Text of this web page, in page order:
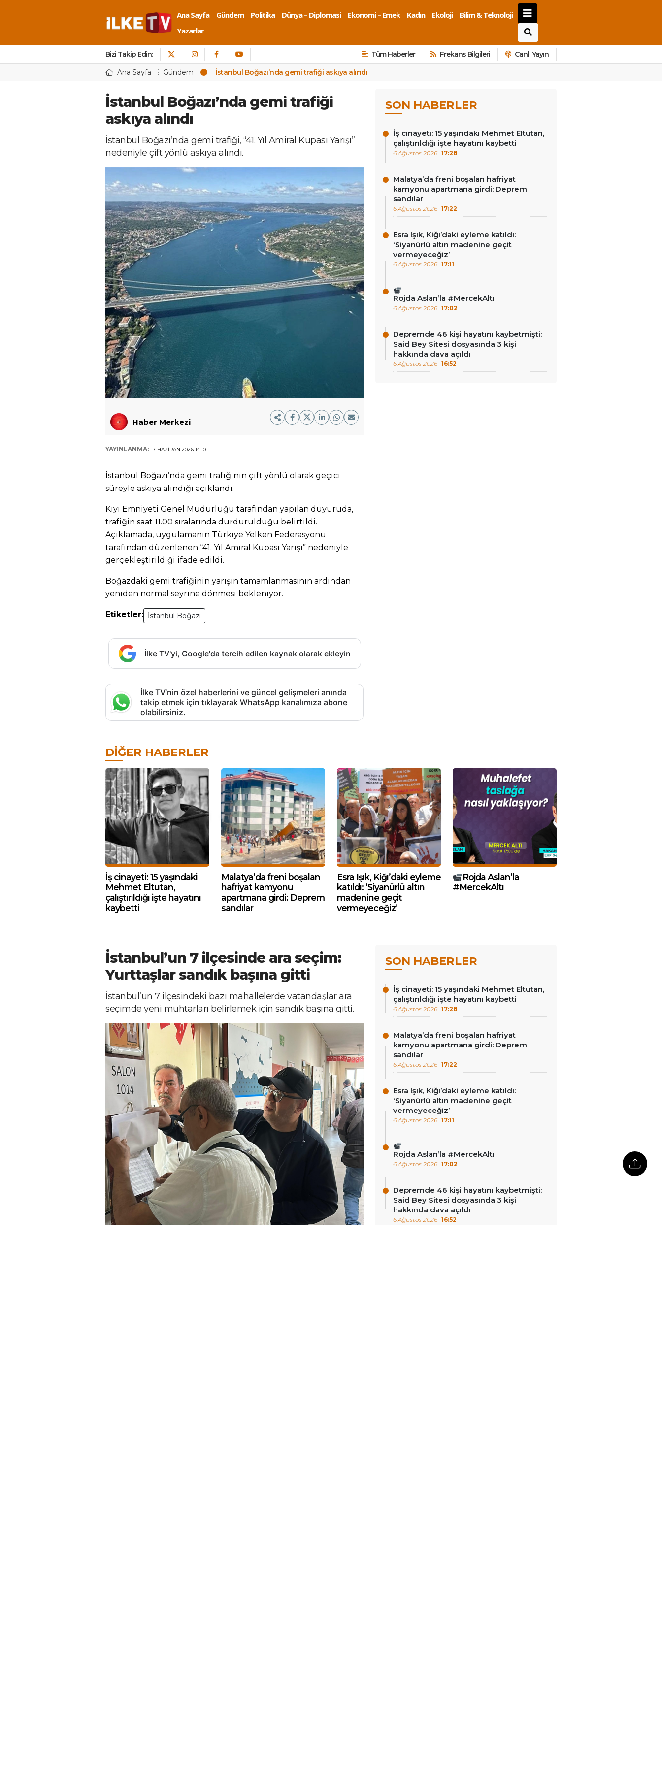
Ana Sayfa Gündem Politika Dünya – Diplomasi Ekonomi – Emek Kadın Ekoloji
Bilim & Teknoloji
Yazarlar
Bizi Takip Edin: Tüm Haberler Frekans Bilgileri Canlı Yayın
Ana Sayfa Gündem İstanbul Boğazı’nda gemi trafiği askıya alındı
İstanbul Boğazı’nda gemi trafiği
askıya alındı
İstanbul Boğazı’nda gemi trafiği, “41. Yıl Amiral Kupası Yarışı”
nedeniyle çift yönlü askıya alındı.
Haber Merkezi
YAYINLANMA: 7 HAZIRAN 2026 14:10
İstanbul Boğazı’nda gemi trafiğinin çift yönlü olarak geçici
süreyle askıya alındığı açıklandı.
Kıyı Emniyeti Genel Müdürlüğü tarafından yapılan duyuruda,
trafiğin saat 11.00 sıralarında durdurulduğu belirtildi.
Açıklamada, uygulamanın Türkiye Yelken Federasyonu
tarafından düzenlenen “41. Yıl Amiral Kupası Yarışı” nedeniyle
gerçekleştirildiği ifade edildi.
Boğazdaki gemi trafiğinin yarışın tamamlanmasının ardından
yeniden normal seyrine dönmesi bekleniyor.
Etiketler: İstanbul Boğazı
İlke TV'yi, Google'da tercih edilen kaynak olarak ekleyin
İlke TV’nin özel haberlerini ve güncel gelişmeleri anında
takip etmek için tıklayarak WhatsApp kanalımıza abone
olabilirsiniz.
SON HABERLER
İş cinayeti: 15 yaşındaki Mehmet Eltutan,
çalıştırıldığı işte hayatını kaybetti
6 Ağustos 2026 17:28
Malatya’da freni boşalan hafriyat
kamyonu apartmana girdi: Deprem
sandılar
6 Ağustos 2026 17:22
Esra Işık, Kiğı’daki eyleme katıldı:
‘Siyanürlü altın madenine geçit
vermeyeceğiz’
6 Ağustos 2026 17:11
Rojda Aslan’la #MercekAltı
6 Ağustos 2026 17:02
Depremde 46 kişi hayatını kaybetmişti:
Said Bey Sitesi dosyasında 3 kişi
hakkında dava açıldı
6 Ağustos 2026 16:52
DIĞER HABERLER
İş cinayeti: 15 yaşındaki
Mehmet Eltutan,
çalıştırıldığı işte hayatını
kaybetti
Malatya’da freni boşalan
hafriyat kamyonu
apartmana girdi: Deprem
sandılar
Esra Işık, Kiğı’daki eyleme
katıldı: ‘Siyanürlü altın
madenine geçit
vermeyeceğiz’
Rojda Aslan’la
#MercekAltı
İstanbul’un 7 ilçesinde ara seçim:
Yurttaşlar sandık başına gitti
İstanbul’un 7 ilçesindeki bazı mahallelerde vatandaşlar ara
seçimde yeni muhtarları belirlemek için sandık başına gitti.
SON HABERLER
İş cinayeti: 15 yaşındaki Mehmet Eltutan,
çalıştırıldığı işte hayatını kaybetti
6 Ağustos 2026 17:28
Malatya’da freni boşalan hafriyat
kamyonu apartmana girdi: Deprem
sandılar
6 Ağustos 2026 17:22
Esra Işık, Kiğı’daki eyleme katıldı:
‘Siyanürlü altın madenine geçit
vermeyeceğiz’
6 Ağustos 2026 17:11
Rojda Aslan’la #MercekAltı
6 Ağustos 2026 17:02
Depremde 46 kişi hayatını kaybetmişti:
Said Bey Sitesi dosyasında 3 kişi
hakkında dava açıldı
6 Ağustos 2026 16:52